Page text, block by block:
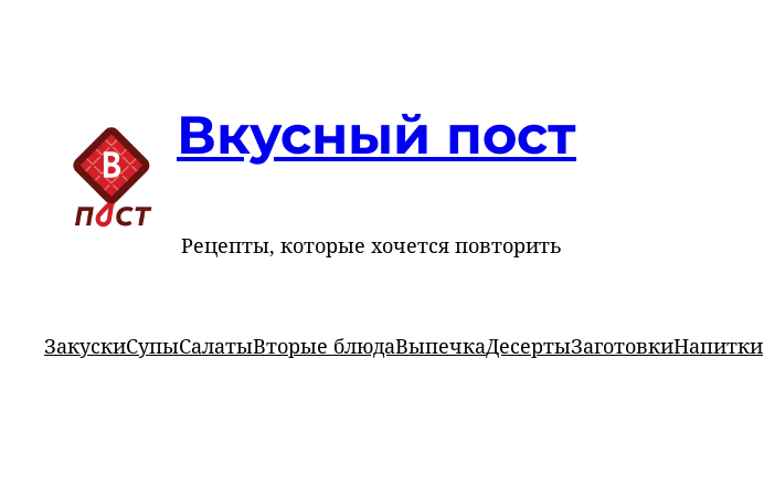
Вкусный пост
Рецепты, которые хочется повторить
ЗакускиСупыСалатыВторые блюдаВыпечкаДесертыЗаготовкиНапитки